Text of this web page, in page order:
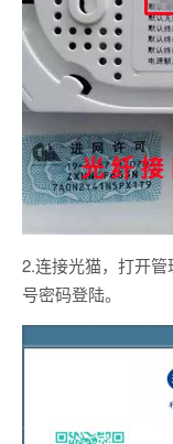
2.连接光猫，打开
号密码登陆。